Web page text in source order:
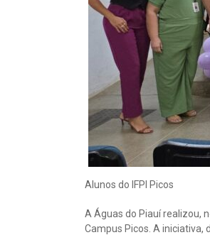
Alunos do IFPI Picos
A Águas do Piauí realizou,
Campus Picos. A